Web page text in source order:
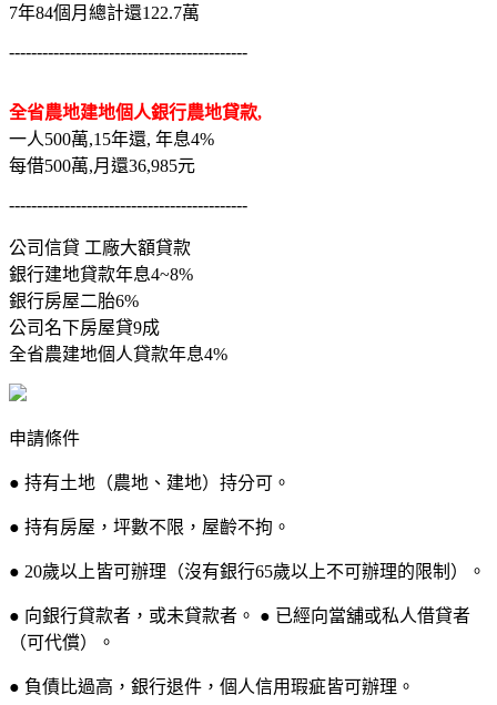
7年84個月總計還122.7萬
-------------------------------------------
全省農地建地個人銀行農地貸款,
一人500萬,15年還, 年息4%
每借500萬,月還36,985元
-------------------------------------------
公司信貸 工廠大額貸款
銀行建地貸款年息4~8%
銀行房屋二胎6%
公司名下房屋貸9成
全省農建地個人貸款年息4%
申請條件
● 持有土地（農地、建地）持分可。
● 持有房屋，坪數不限，屋齡不拘。
● 20歲以上皆可辦理（沒有銀行65歲以上不可辦理的限制）。
● 向銀行貸款者，或未貸款者。 ● 已經向當舖或私人借貸者
（可代償）。
● 負債比過高，銀行退件，個人信用瑕疵皆可辦理。